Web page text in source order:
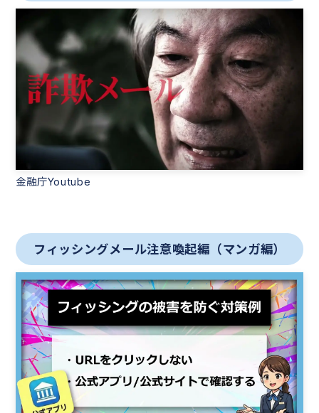
金融庁Youtube
フィッシングメール注意喚起編（マンガ編）